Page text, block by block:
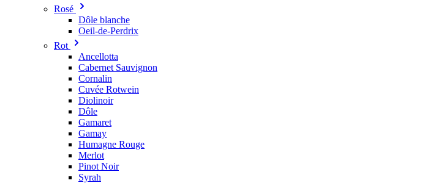
Rosé
Dôle blanche
Oeil-de-Perdrix
Rot
Ancellotta
Cabernet Sauvignon
Cornalin
Cuvée Rotwein
Diolinoir
Dôle
Gamaret
Gamay
Humagne Rouge
Merlot
Pinot Noir
Syrah